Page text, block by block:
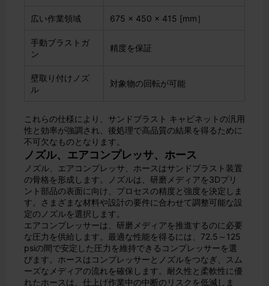
広い作業領域 675 x 450 x 415 [mm］
手動ブラストガ
ン
精度を保証
壁取り付けノズ
ル
対象物の回転が可能
これらの仕様により、サンドブラスト キャビネットの汎用
性と効率が強調され、後処理で高品質の結果を得るために
不可欠なものとなります。
ノズル、エアコンプレッサ、ホース
ノズル、エアコンプレッサ、ホースはサンドブラスト装置
の骨格を形成します。ノズルは、研磨メディアを3Dプリ
ント部品の表面に向け、プロセスの精度と強度を決定しま
す。さまざまな材料や設計の要件に合わせて調整可能な設
定のノズルを選択します。
エアコンプレッサーは、研磨メディアを推進するのに必要
な圧力を供給します。最適な性能を得るには、72.5～125
psiの間で安定した圧力を維持できるコンプレッサーを選
びます。ホースはコンプレッサーとノズルをつなぎ、スム
ーズなメディアの流れを確保します。耐久性と柔軟性に優
れたホースは、仕上げ作業中の中断のリスクを低減しま